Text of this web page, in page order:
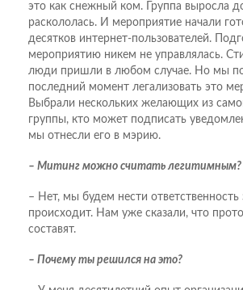
это как снежный ком. Группа выросла
раскололась. И мероприятие начали
десятков интернет-пользователей.
мероприятию никем не управлялась.
люди пришли в любом случае. Но мы
последний момент легализовать это
Выбрали нескольких желающих из
группы, кто может подписать
мы отнесли его в мэрию.
– Митинг можно считать легитимным?
– Нет, мы будем нести ответственность
происходит. Нам уже сказали, что
составят.
– Почему ты решился на это?